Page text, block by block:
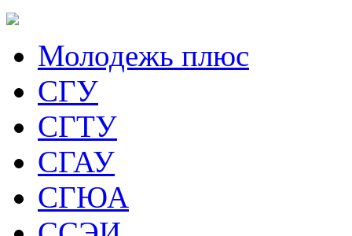
Молодежь плюс
СГУ
СГТУ
СГАУ
СГЮА